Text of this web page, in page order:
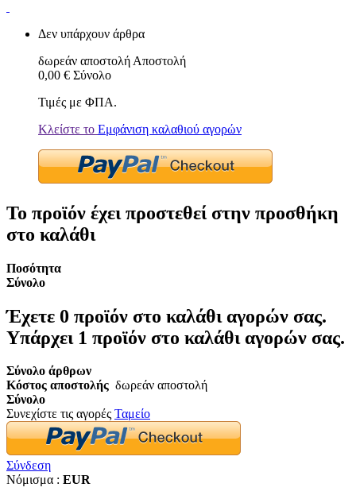
Δεν υπάρχουν άρθρα
δωρεάν αποστολή Αποστολή
0,00 € Σύνολο
Τιμές με ΦΠΑ.
Κλείστε το Εμφάνιση καλαθιού αγορών
Το προϊόν έχει προστεθεί στην προσθήκη
στο καλάθι
Ποσότητα
Σύνολο
Έχετε 0 προϊόν στο καλάθι αγορών σας.
Υπάρχει 1 προϊόν στο καλάθι αγορών σας.
Σύνολο άρθρων
Κόστος αποστολής δωρεάν αποστολή
Σύνολο
Συνεχίστε τις αγορές Ταμείο
Σύνδεση
Νόμισμα : EUR